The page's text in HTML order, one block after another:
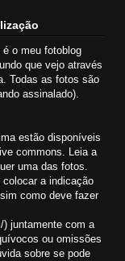
o meu fotoblog
que vejo através
Todas as fotos são
assinalado).
estão disponíveis
commons. Leia a
uma das fotos.
a indicação
como deve fazer
juntamente com a
ou omissões
sobre se pode